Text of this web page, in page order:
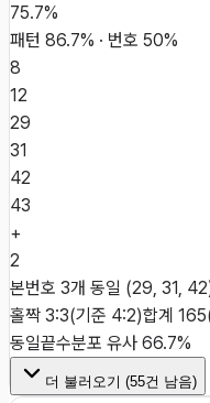
75.7%
패턴 86.7% · 번호 50%
8
12
29
31
42
43
+
2
본번호 3개 동일 (29, 31,
홀짝 3:3(기준 4:2)합계
동일끝수분포 유사 66.7%
더 불러오기 (55건 남음)